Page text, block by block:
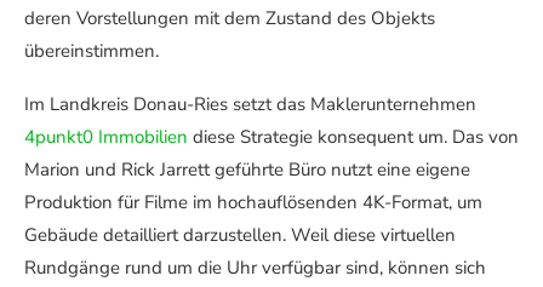
deren Vorstellungen mit dem Zustand des Objekts
übereinstimmen.
Im Landkreis Donau-Ries setzt das Maklerunternehmen
4punkt0 Immobilien diese Strategie konsequent um. Das von
Marion und Rick Jarrett geführte Büro nutzt eine eigene
Produktion für Filme im hochauflösenden 4K-Format, um
Gebäude detailliert darzustellen. Weil diese virtuellen
Rundgänge rund um die Uhr verfügbar sind, können sich